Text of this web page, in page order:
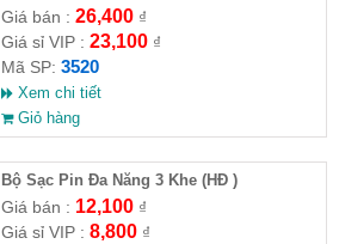
Giá bán : 26,400₫
Giá sỉ VIP : 23,100₫
Mã SP: 3520
Xem chi tiết
Giỏ hàng
Bộ Sạc Pin Đa Năng 3 Khe (HĐ )
Giá bán : 12,100₫
Giá sỉ VIP : 8,800₫